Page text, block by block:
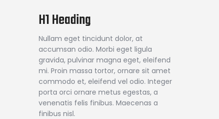
H1 Heading
Nullam eget tincidunt dolor, at
accumsan odio. Morbi eget ligula
gravida, pulvinar magna eget, eleifend
mi. Proin massa tortor, ornare sit amet
commodo et, eleifend vel odio. Integer
porta orci ornare metus egestas, a
venenatis felis finibus. Maecenas a
finibus nisl.